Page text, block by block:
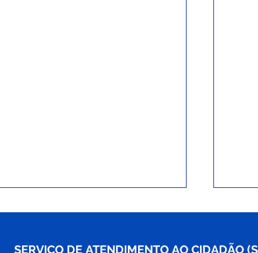
SERVIÇO DE ATENDIMENTO AO CIDADÃO